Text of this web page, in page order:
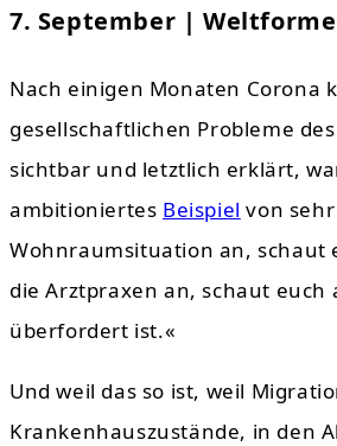
7. September |
Nach einigen Monaten Corona
gesellschaftlichen Probleme
sichtbar und letztlich erklärt,
ambitioniertes Beispiel von
Wohnraumsituation an, schaut
die Arztpraxen an, schaut
überfordert ist.«
Und weil das so ist, weil
Krankenhauszustände, in den